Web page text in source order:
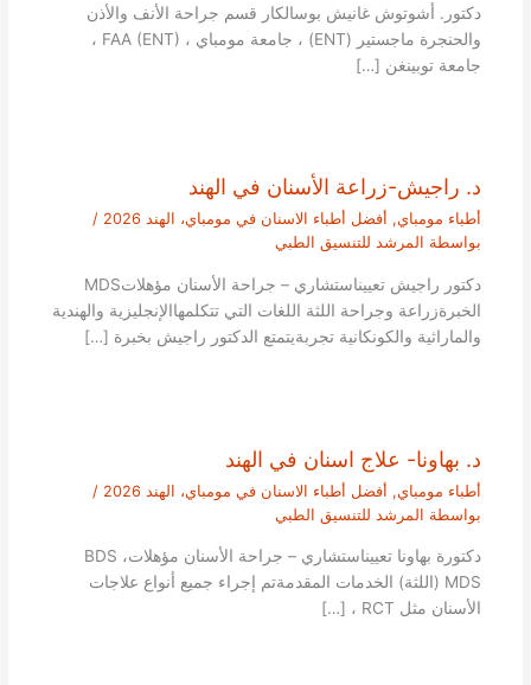
دكتور. أشوتوش غانيش بوسالكار قسم جراحة الأنف والأذن
والحنجرة ماجستير (ENT) ، جامعة مومباي ، FAA (ENT) ،
جامعة توبينغن […]
د. راجيش-زراعة الأسنان في الهند
أطباء مومباي, أفضل أطباء الاسنان في مومباي، الهند 2026
/
بواسطة المرشد للتنسيق الطبي
دكتور راجيش تعييناستشاري – جراحة الأسنان مؤهلاتMDS
الخبرةزراعة وجراحة اللثة اللغات التي تتكلمهاالإنجليزية والهندية
والماراثية والكونكانية تجربةيتمتع الدكتور راجيش بخبرة […]
د. بهاونا- علاج اسنان في الهند
أطباء مومباي, أفضل أطباء الاسنان في مومباي، الهند 2026
/
بواسطة المرشد للتنسيق الطبي
دكتورة بهاونا تعييناستشاري – جراحة الأسنان مؤهلاتBDS ،
MDS (اللثة) الخدمات المقدمةتم إجراء جميع أنواع علاجات
الأسنان مثل RCT ، […]